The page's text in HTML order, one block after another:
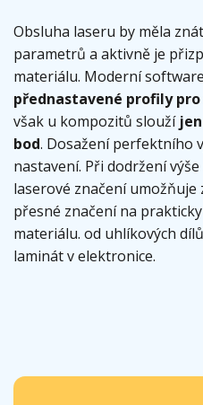
Obsluha laseru by měla
parametrů a aktivně je
materiálu. Moderní
přednastavené profily
však u kompozitů slouží
bod. Dosažení perfektního
nastavení. Při dodržení
laserové značení
přesné značení na
materiálu. od uhlíkových
laminát v elektronice.